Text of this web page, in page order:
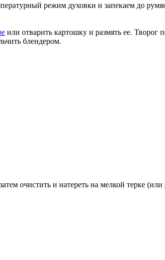
режим духовки и запекаем до
или отварить картошку и размять ее.
блендером.
очистить и натереть на мелкой терке